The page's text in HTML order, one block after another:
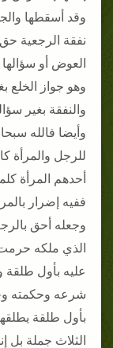
وقد أسقطها
نفقة الرجعية حق
العوض أو
وهو جواز
والنفقة بغير
وأيضا فالله
للرجل والمرأة
أحدهم المرأة
ففيه إضرار
وجعله أحق
الذي ملكه
عليه بأول طلقة
شرعه وحكمته
بأول طلقة
الثلاث جملة بل